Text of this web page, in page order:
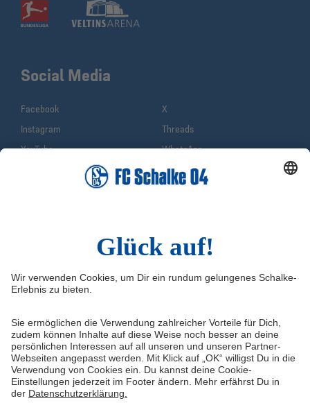
Service & Kontakt
Erklärung zur Barrierefreiheit
Medienportal
Datenschutz
Haftungsausschluss
Tickets
VELTINS-Arena
Knappenschmiede
ERWIN buchen
Social Media
Facebook
X
Instagram
Threads
YouTube
WhatsApp
Sina Weibo